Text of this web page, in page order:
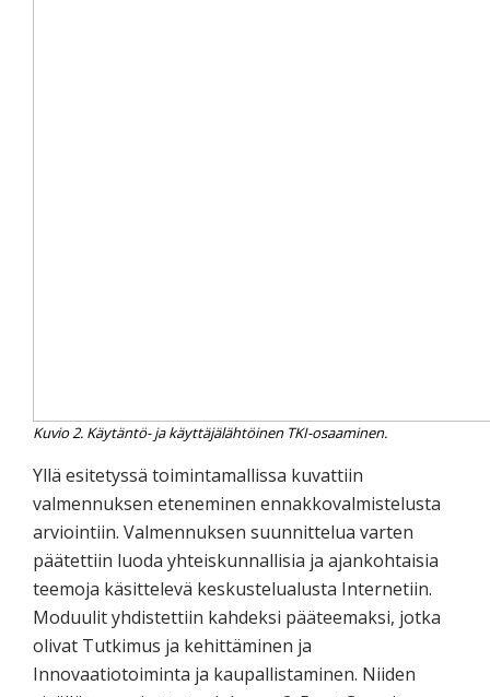
Kuvio 2. Käytäntö- ja käyttäjälähtöinen TKI-osaaminen.
Yllä esitetyssä toimintamallissa kuvattiin
valmennuksen eteneminen ennakkovalmistelusta
arviointiin. Valmennuksen suunnittelua varten
päätettiin luoda yhteiskunnallisia ja ajankohtaisia
teemoja käsittelevä keskustelualusta Internetiin.
Moduulit yhdistettiin kahdeksi pääteemaksi, jotka
olivat Tutkimus ja kehittäminen ja
Innovaatiotoiminta ja kaupallistaminen. Niiden